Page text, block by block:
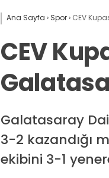
Ana Sayfa › Spor› CEV
CEV
Galatasaray
3-2 kazandığı
ekibini 3-1